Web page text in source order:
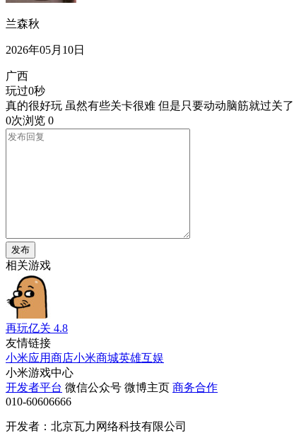
兰森秋
2026年05月10日
广西
玩过0秒
真的很好玩 虽然有些关卡很难 但是只要动动脑筋就过关
0次浏览 0
发布
相关游戏
再玩亿关 4.8
友情链接
小米应用商店小米商城英雄互娱
小米游戏中心
开发者平台 微信公众号 微博主页 商务合作
010-60606666
开发者：北京瓦力网络科技有限公司